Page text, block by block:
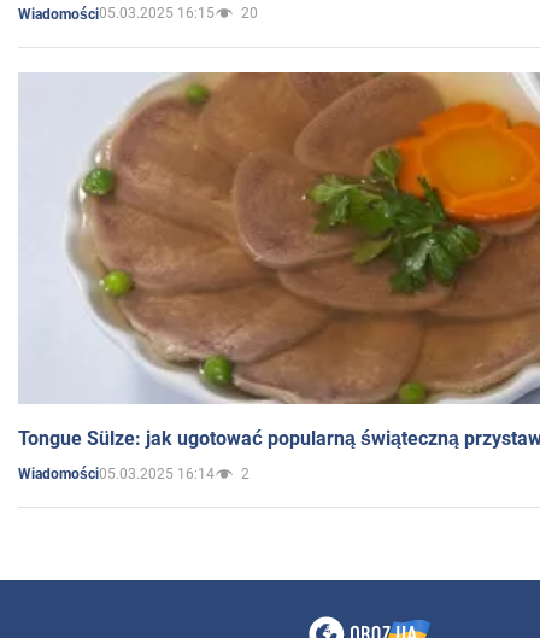
Wiadomości05.03.2025 16:15 20
Tongue Sülze: jak ugotować popularną świąteczną
Wiadomości05.03.2025 16:14 2